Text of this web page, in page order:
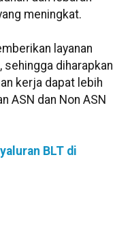
meningkat.
layanan
sehingga diharapkan
kerja dapat lebih
ASN dan Non ASN
BLT di